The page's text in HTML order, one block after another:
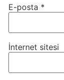
E-posta *
İnternet sitesi